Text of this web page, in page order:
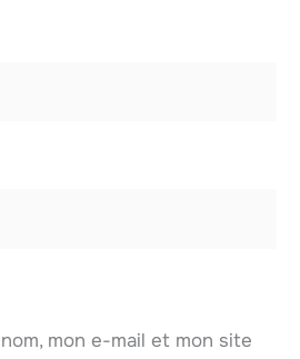
mon e-mail et mon site